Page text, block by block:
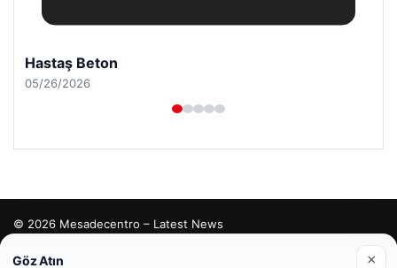
Hastaş Beton
05/26/2026
© 2026 Mesadecentro – Latest News
Göz Atın ×